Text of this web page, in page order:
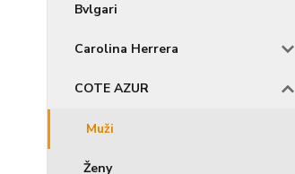
Bvlgari
Carolina Herrera
COTE AZUR
Muži
Ženy